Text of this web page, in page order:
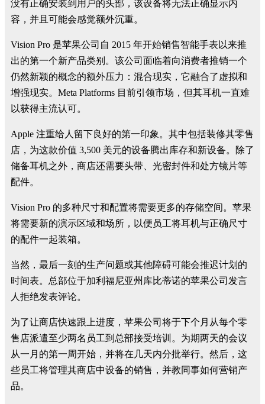
没有正确安装到用户的头部，该设备将无法正确显示内
容，并且可能会感觉额外沉重。
Vision Pro 是苹果公司自 2015 年开始销售智能手表以来推
出的第一个新产品类别。该公司面临着向消费者推销一个
仍然新颖的概念的额外压力：混合现实，它融合了虚拟和
增强现实。Meta Platforms 目前引领市场，但其耳机一直难
以获得主流认可。
Apple 注重给人留下良好的第一印象。其中包括装修其零售
店，为这款价值 3,500 美元的设备腾出库存和新设备。除了
储备耳机之外，商店还需要头带、光密封件和处方镜片等
配件。
Vision Pro 的多种尺寸和配置将需要更多的存储空间。苹果
将​​需要新的演示区域和场所，以便员工将耳机与正确尺寸
的配件一起装箱。
当然，最后一刻的生产问题或其他障碍可能会推迟计划的
时间表。总部位于加利福尼亚州库比蒂诺的苹果公司发言
人拒绝发表评论。
为了让商店快速跟上进度，苹果公司将于下个月从每个零
售店派遣至少两名员工到总部接受培训。为期两天的会议
从一月的第一周开始，并将在几天内分批举行。然后，这
些员工将管理其商店中设备的销售，并教同事如何营销产
品。